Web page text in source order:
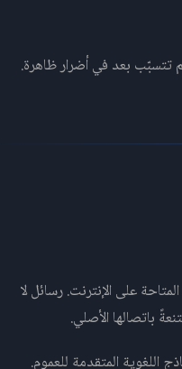
تتسبّب بعد في أضرار ظاهرة.
على الإنترنت. رسائل لا
باتصالها الأصلي.